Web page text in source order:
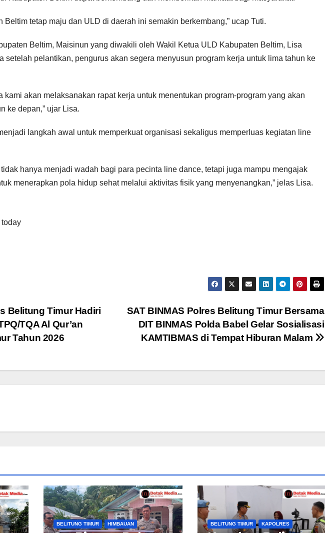
Beltim tetap maju dan ULD di daerah ini semakin berkembang,” ucap Tuti.
Beltim, Maisinun yang diwakili oleh Wakil Ketua ULD Kabupaten Beltim, Lisa
setelah pelantikan, pengurus akan segera menyusun program kerja untuk lima tahun ke
kami akan melaksanakan rapat kerja untuk menentukan program-program yang akan
ke depan,” ujar Lisa.
langkah awal untuk memperkuat organisasi sekaligus memperluas kegiatan line
hanya menjadi wadah bagi para pecinta line dance, tetapi juga mampu mengajak
menerapkan pola hidup sehat melalui aktivitas fisik yang menyenangkan,” jelas Lisa.
today
SAT BINMAS Polres Belitung Timur Bersama
DIT BINMAS Polda Babel Gelar Sosialisasi
KAMTIBMAS di Tempat Hiburan Malam
Belitung Timur Hadiri
TQA Al Qur’an
Tahun 2026
BELITUNG TIMUR HIMBAUAN BELITUNG TIMUR KAPOLRES